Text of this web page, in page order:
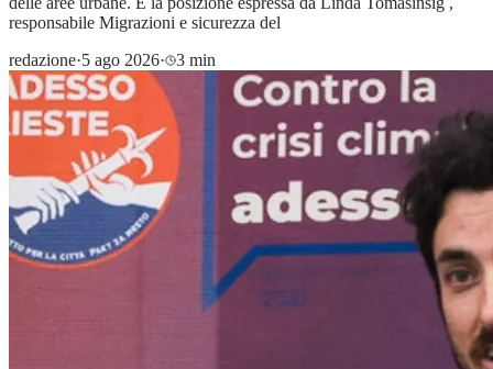
responsabile Migrazioni e sicurezza del
redazione·5 ago 2026· 3 min